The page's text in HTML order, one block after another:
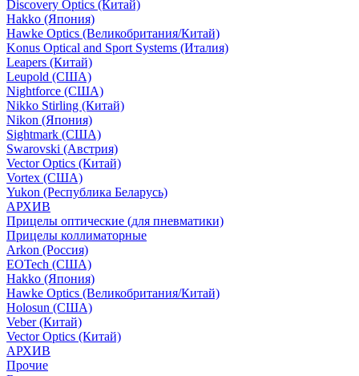
Discovery Optics (Китай)
Hakko (Япония)
Hawke Optics (Великобритания/Китай)
Konus Optical and Sport Systems (Италия)
Leapers (Китай)
Leupold (США)
Nightforce (США)
Nikko Stirling (Китай)
Nikon (Япония)
Sightmark (США)
Swarovski (Австрия)
Vector Optics (Китай)
Vortex (США)
Yukon (Республика Беларусь)
АРХИВ
Прицелы оптические (для пневматики)
Прицелы коллиматорные
Arkon (Россия)
EOTech (США)
Hakko (Япония)
Hawke Optics (Великобритания/Китай)
Holosun (США)
Veber (Китай)
Vector Optics (Китай)
АРХИВ
Прочие